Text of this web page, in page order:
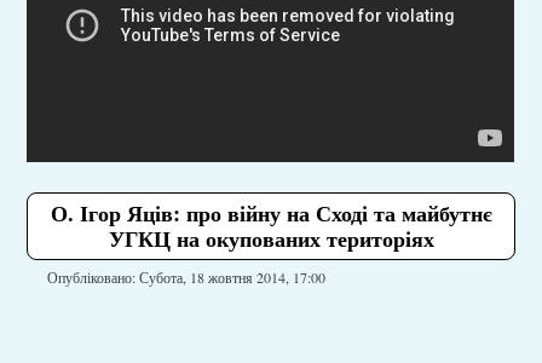
О. Ігор Яців: про війну на Сході та майбутнє
УГКЦ на окупованих територіях
Опубліковано: Субота, 18 жовтня 2014, 17:00